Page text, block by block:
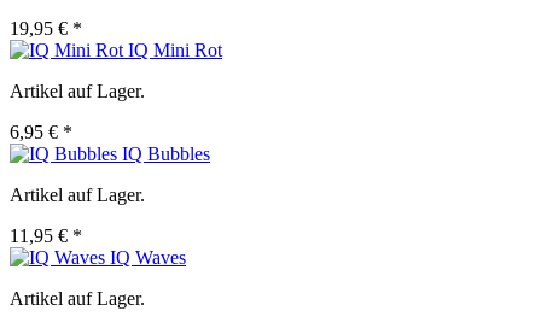
19,95 € *
IQ Mini Rot
Artikel auf Lager.
6,95 € *
IQ Bubbles
Artikel auf Lager.
11,95 € *
IQ Waves
Artikel auf Lager.